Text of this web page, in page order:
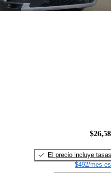
El precio incluye tasas
$492/mes